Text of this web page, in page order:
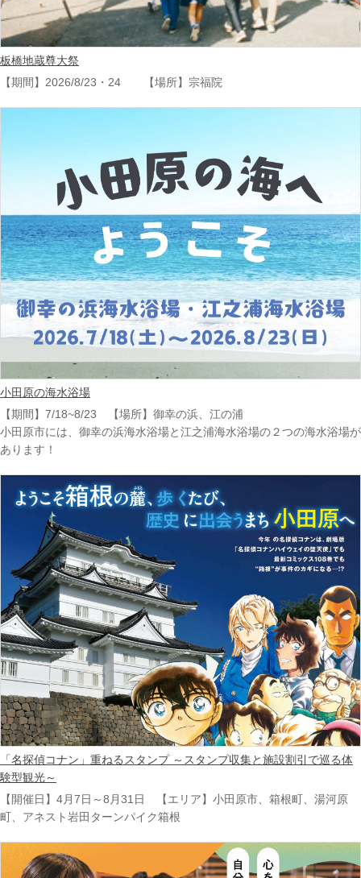
板橋地蔵尊大祭
【期間】2026/8/23・24 【場所】宗福院
小田原の海水浴場
【期間】7/18~8/23 【場所】御幸の浜、江の浦
小田原市には、御幸の浜海水浴場と江之浦海水浴場の２つの海水浴場が
あります！
「名探偵コナン」重ねるスタンプ ～スタンプ収集と施設割引で巡る体
験型観光～
【開催日】4月7日～8月31日 【エリア】小田原市、箱根町、湯河原
町、アネスト岩田ターンパイク箱根